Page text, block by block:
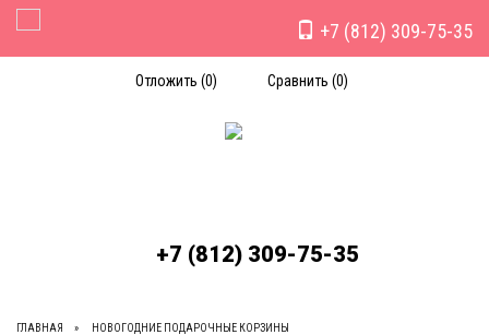
Отложить (0) Сравнить (0)
+7 (812) 309-75-35
+7 (812) 309-75-35
Toggle Navigation
ГЛАВНАЯ
НОВОГОДНИЕ ПОДАРОЧНЫЕ КОРЗИНЫ